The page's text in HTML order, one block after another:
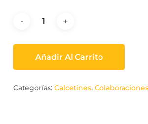
Añadir Al Carrito
Categorías: Calcetines,